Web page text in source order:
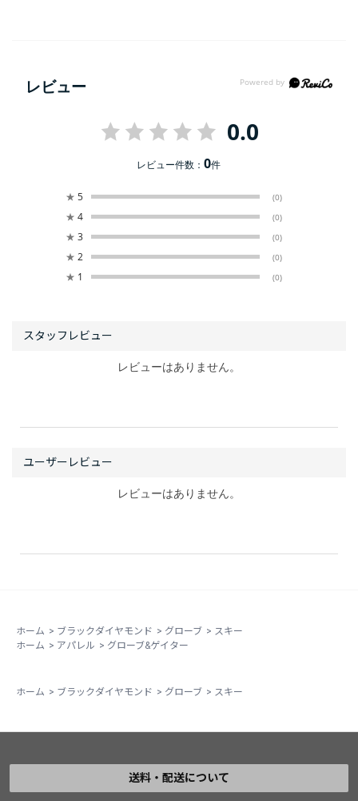
レビュー
0.0
レビュー件数：0件
★ 5 (0)
★ 4 (0)
★ 3 (0)
★ 2 (0)
★ 1 (0)
レビューはありません。
レビューはありません。
ホーム > ブラックダイヤモンド > グローブ > スキー
ホーム > アパレル > グローブ&ゲイター
ホーム > ブラックダイヤモンド > グローブ > スキー
送料・配送について